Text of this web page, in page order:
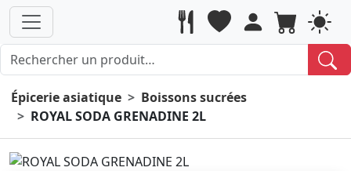
Épicerie asiatique
Boissons sucrées
ROYAL SODA GRENADINE 2L